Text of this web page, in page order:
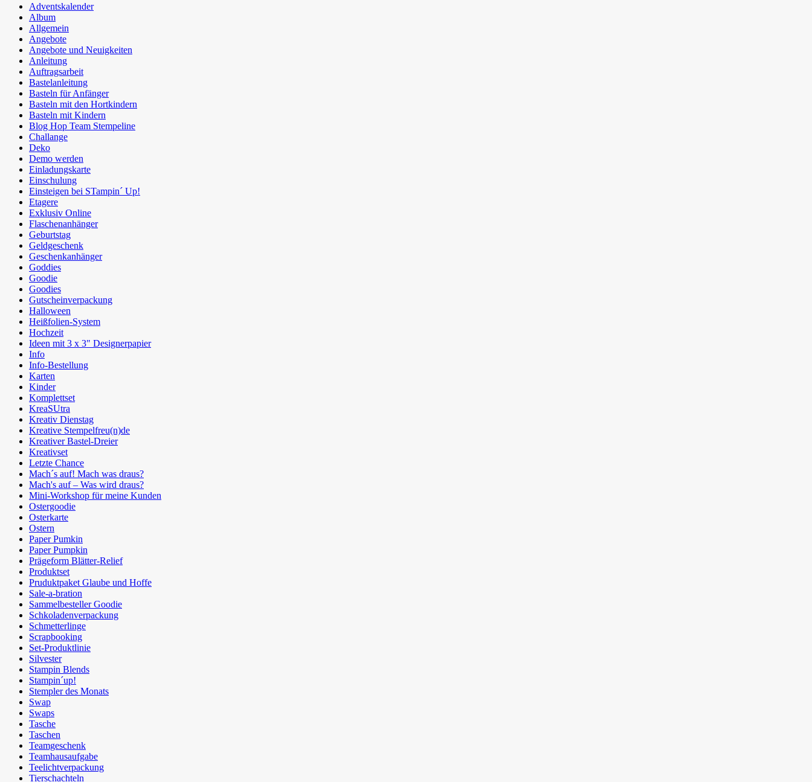
Adventskalender
Album
Allgemein
Angebote
Angebote und Neuigkeiten
Anleitung
Auftragsarbeit
Bastelanleitung
Basteln für Anfänger
Basteln mit den Hortkindern
Basteln mit Kindern
Blog Hop Team Stempeline
Challange
Deko
Demo werden
Einladungskarte
Einschulung
Einsteigen bei STampin´ Up!
Etagere
Exklusiv Online
Flaschenanhänger
Geburtstag
Geldgeschenk
Geschenkanhänger
Goddies
Goodie
Goodies
Gutscheinverpackung
Halloween
Heißfolien-System
Hochzeit
Ideen mit 3 x 3" Designerpapier
Info
Info-Bestellung
Karten
Kinder
Komplettset
KreaSUtra
Kreativ Dienstag
Kreative Stempelfreu(n)de
Kreativer Bastel-Dreier
Kreativset
Letzte Chance
Mach´s auf! Mach was draus?
Mach's auf – Was wird draus?
Mini-Workshop für meine Kunden
Ostergoodie
Osterkarte
Ostern
Paper Pumkin
Paper Pumpkin
Prägeform Blätter-Relief
Produktset
Pruduktpaket Glaube und Hoffe
Sale-a-bration
Sammelbesteller Goodie
Schkoladenverpackung
Schmetterlinge
Scrapbooking
Set-Produktlinie
Silvester
Stampin Blends
Stampin´up!
Stempler des Monats
Swap
Swaps
Tasche
Taschen
Teamgeschenk
Teamhausaufgabe
Teelichtverpackung
Tierschachteln